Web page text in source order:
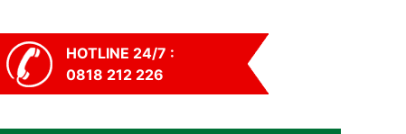
HOTLINE 24/7 :
0818 212 226